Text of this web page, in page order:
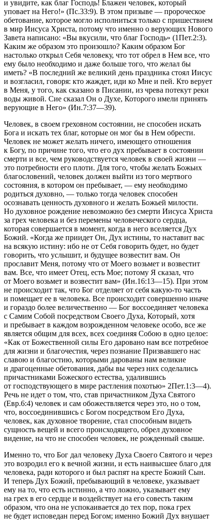
и увидите, как благ Господь! Блажен человек, который
уповает на Него!» (Пс.33:9). В этом призыве — пророческое
обетование, которое могло исполниться только с пришествием
в мир Иисуса Христа, потому что именно о верующих Нового
Завета написано: «Вы вкусили, что благ Господь» (1Пет.2:3).
Каким же образом это произошло? Каким образом Бог
настолько открыл Себя человеку, что тот обрел в Нем все, что
ему было необходимо и даже больше того, что желал бы
иметь? «В последний же великий день праздника стоял Иисус
и возгласил, говоря: кто жаждет, иди ко Мне и пей. Кто верует
в Меня, у того, как сказано в Писании, из чрева потекут реки
воды живой. Сие сказал Он о Духе, Которого имели принять
верующие в Него» (Ин.7:37—39).
Человек, в своем греховном состоянии, не способен искать
Бога и искать тех благ, которые он мог бы в Нем обрести.
Человек не может желать ничего, имеющего отношения
к Богу, по причине того, что его дух пребывает в состоянии
смерти и все, чем руководствуется человек в своей жизни —
это потребности его плоти. Для того, чтобы желать Божьих
благословений, человек должен выйти из того мертвого
состояния, в котором он пребывает, — ему необходимо
родиться духовно, — только тогда человек способен
осознавать ценность духовного и желать Божьей милости.
Но духовное рождение невозможно без смерти Иисуса Христа
за грех человека и без перемены человеческого сердца,
которая совершается в момент, когда в него вселяется Дух
Божий. «Когда же приидет Он, Дух истины, то наставит вас
на всякую истину: ибо не от Себя говорить будет, но будет
говорить, что услышит, и будущее возвестит вам. Он
прославит Меня, потому что от Моего возьмет и возвестит
вам. Все, что имеет Отец, есть Мое; потому Я сказал, что
от Моего возьмет и возвестит вам» (Ин.16:13—15). При этом
не происходит так, что Бог отделяет от себя какую-то часть
и помещает ее в человека. Все происходит совершенно иначе
и гораздо более величественно — Бог воссоединяет человека
с Самим Собой посредством Своего Духа, Который, хотя
и пребывает в каждом возрожденном человеке особо, все же
является общим для всех, всех соединяя Собою в одно целое:
«Как от Божественной силы Его даровано нам все потребное
для жизни и благочестия, через познание Призвавшего нас
славою и благостию, которыми дарованы нам великие
и драгоценные обетования, дабы вы через них соделались
причастниками Божеского естества, удалившись
от господствующего в мире растления похотью» 2Пет.1:3—4).
Речь не идет о том, что, став причастником Духа Святого
(Евр.6:4) человек и сам обожествляется через это, но о том,
что, воссоединившись с Богом посредством Его Духа,
человек, как духовное творение, стал способным видеть
сущность вещей и всего происходящего, обрел духовное
видение, на что не способен человек, не рожденный свыше.
Именно то, что Бог дал человеку Духа Своего Святого и через
это возродил его к вечной жизни, и есть наивысшее благо для
человека, ради которого и был распят на кресте Божий Сын.
И теперь Дух Божий, пребывающий в человеке, указывает
ему на то, что есть истинно, а что ложно, указывает ему
на грех в его сердце и воздействует на его совесть таким
образом, что она не успокаивается до тех пор, пока грех
не будет исповедан перед Богом; именно Божий Дух внушает